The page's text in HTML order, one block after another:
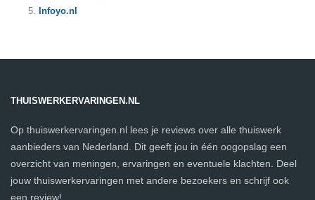
Infoyo.nl
THUISWERKERVARINGEN.NL
Op thuiswerkervaringen.nl lees je reviews over alle thuiswerk
aanbieders van Nederland. Dit geeft jou in één oogopslag een
overzicht van meningen, ervaringen en eventuele klachten. Deel
jouw thuiswerkervaringen met andere bezoekers en schrijf ook
een review!